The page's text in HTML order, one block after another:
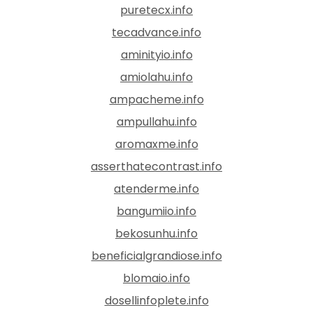
puretecx.info
tecadvance.info
aminityio.info
amiolahu.info
ampacheme.info
ampullahu.info
aromaxme.info
asserthatecontrast.info
atenderme.info
bangumiio.info
bekosunhu.info
beneficialgrandiose.info
blomaio.info
dosellinfoplete.info